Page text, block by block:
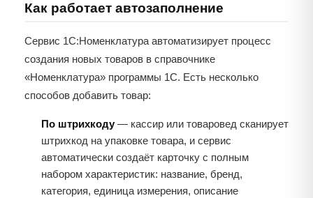
Как работает автозаполнение
Сервис 1С:Номенклатура автоматизирует процесс
создания новых товаров в справочнике
«Номенклатура» программы 1С. Есть несколько
способов добавить товар:
По штрихкоду — кассир или товаровед сканирует
штрихкод на упаковке товара, и сервис
автоматически создаёт карточку с полным
набором характеристик: название, бренд,
категория, единица измерения, описание